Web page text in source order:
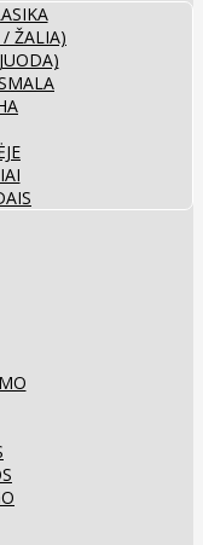
/ ŽALIA)